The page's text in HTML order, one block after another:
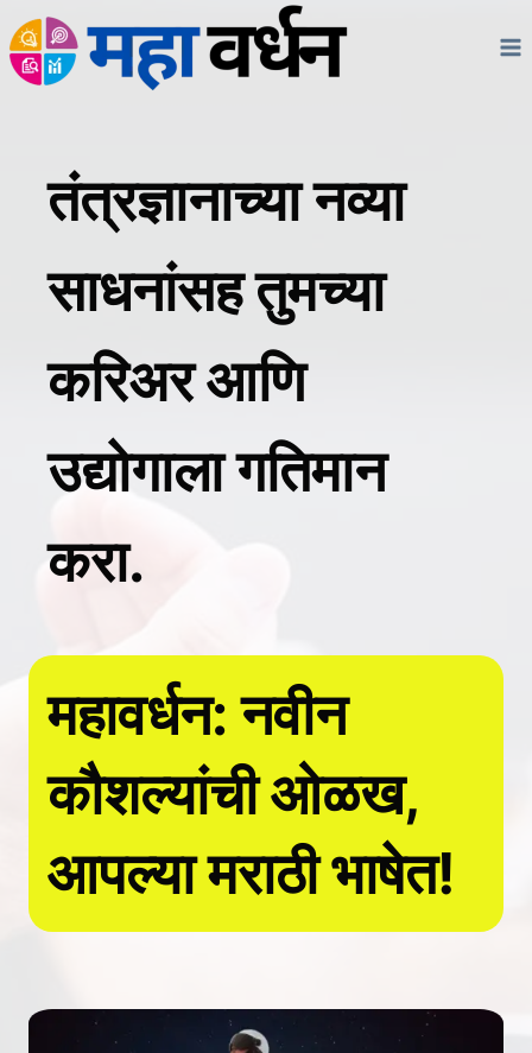
Skip
to
तंत्रज्ञानाच्या नव्या
साधनांसह तुमच्या
करिअर आणि
उद्योगाला गतिमान
करा.
महावर्धन: नवीन
कौशल्यांची ओळख,
आपल्या मराठी भाषेत!